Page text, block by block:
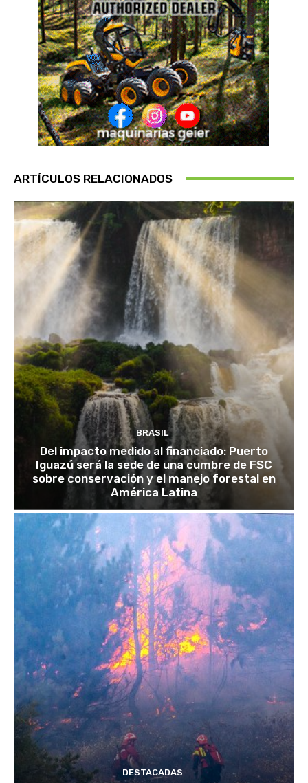
ARTÍCULOS RELACIONADOS
BRASIL
Del impacto medido al financiado: Puerto
Iguazú será la sede de una cumbre de FSC
sobre conservación y el manejo forestal en
América Latina
DESTACADAS